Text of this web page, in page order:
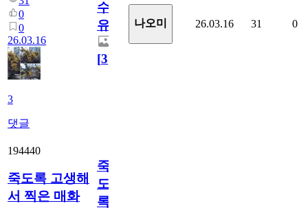
0
0
26.03.16
3
댓글
수
유
[3]
나오미 26.03.16 31 0
194440
죽도록 고생해
서 찍은 매화
죽
도
록